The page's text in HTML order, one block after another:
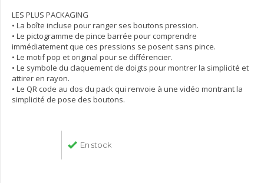
LES PLUS PACKAGING
• La boîte incluse pour ranger ses boutons pression.
• Le pictogramme de pince barrée pour comprendre
immédiatement que ces pressions se posent sans pince.
• Le motif pop et original pour se différencier.
• Le symbole du claquement de doigts pour montrer la simplicité et
attirer en rayon.
• Le QR code au dos du pack qui renvoie à une vidéo montrant la
simplicité de pose des boutons.
En stock